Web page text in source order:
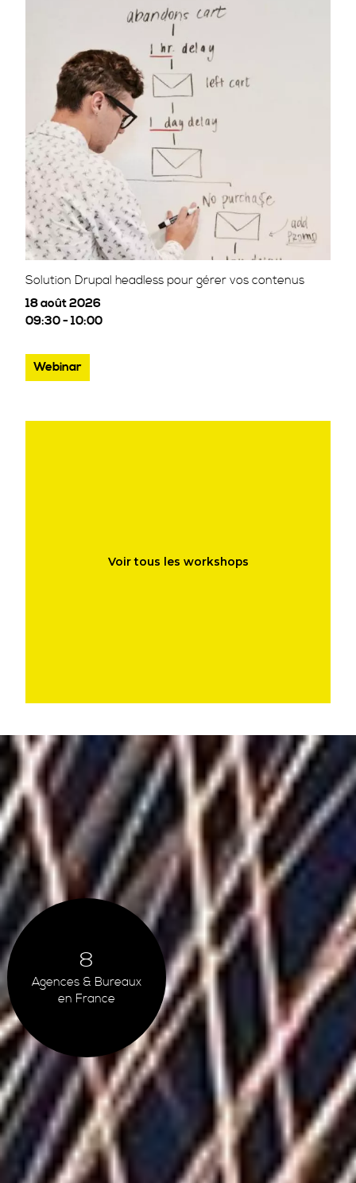
Solution Drupal headless pour gérer vos contenus
18 août 2026
09:30 - 10:00
Webinar
Voir tous les workshops
8
Agences & Bureaux
en France